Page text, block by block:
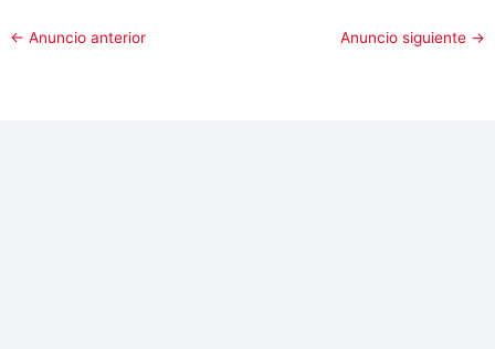
← Anuncio anterior Anuncio siguiente →